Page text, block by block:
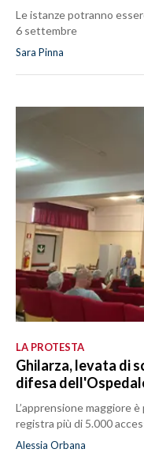
Le istanze potranno
6 settembre
Sara Pinna
LA PROTESTA
Ghilarza, levata di
difesa
L’apprensione maggiore
registra più di 5.000
Alessia Orbana